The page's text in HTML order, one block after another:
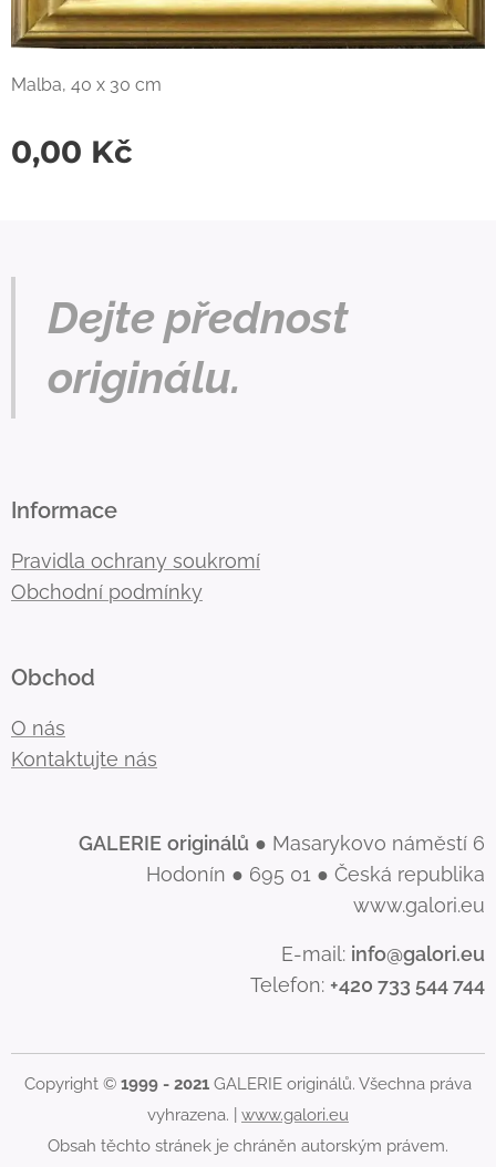
Malba, 40 x 30 cm
0,00 Kč
Dejte přednost
originálu.
Informace
Pravidla ochrany soukromí
Obchodní podmínky
Obchod
O nás
Kontaktujte nás
GALERIE originálů ● Masarykovo náměstí 6
Hodonín ● 695 01 ● Česká republika
www.galori.eu
E-mail: info@galori.eu
Telefon: +420 733 544 744
Copyright © 1999 - 2021 GALERIE originálů. Všechna práva
vyhrazena. | www.galori.eu
Obsah těchto stránek je chráněn autorským právem.